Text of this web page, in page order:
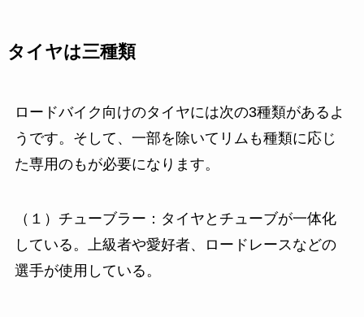
タイヤは三種類
ロードバイク向けのタイヤには次の3種類があるよ
うです。そして、一部を除いてリムも種類に応じ
た専用のもが必要になります。
（１）チューブラー：タイヤとチューブが一体化
している。上級者や愛好者、ロードレースなどの
選手が使用している。